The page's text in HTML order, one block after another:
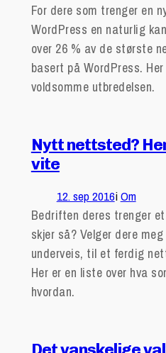
For dere som trenger en
WordPress en naturlig
over 26 % av de største
basert på WordPress.
voldsomme utbredelsen.
Nytt nettsted?
vite
12. sep 2016iOm
Bedriften deres trenger
skjer så? Velger dere
underveis, til et ferdig
Her er en liste over hva
hvordan.